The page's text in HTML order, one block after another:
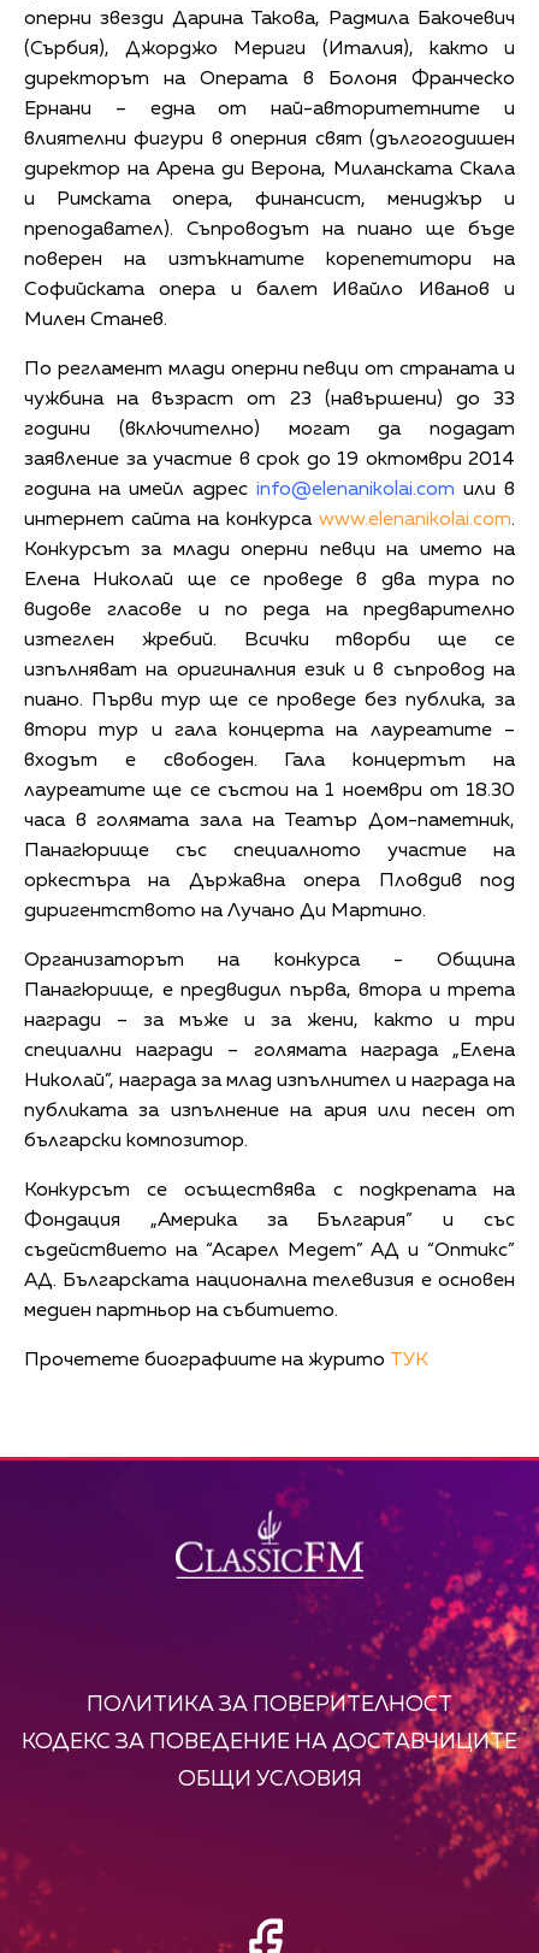
оперни звезди Дарина Такова, Радмила Бакочевич
(Сърбия), Джорджо Мериги (Италия), както и
директорът на Операта в Болоня Франческо
Ернани – една от най-авторитетните и
влиятелни фигури в оперния свят (дългогодишен
директор на Арена ди Верона, Миланската Скала
и Римската опера, финансист, мениджър и
преподавател). Съпроводът на пиано ще бъде
поверен на изтъкнатите корепетитори на
Софийската опера и балет Ивайло Иванов и
Милен Станев.
По регламент млади оперни певци от страната и
чужбина на възраст от 23 (навършени) до 33
години (включително) могат да подадат
заявление за участие в срок до 19 октомври 2014
година на имейл адрес info@elenanikolai.com или в
интернет сайта на конкурса www.elenanikolai.com.
Конкурсът за млади оперни певци на името на
Елена Николай ще се проведе в два тура по
видове гласове и по реда на предварително
изтеглен жребий. Всички творби ще се
изпълняват на оригиналния език и в съпровод на
пиано. Първи тур ще се проведе без публика, за
втори тур и гала концерта на лауреатите –
входът е свободен. Гала концертът на
лауреатите ще се състои на 1 ноември от 18.30
часа в голямата зала на Театър Дом-паметник,
Панагюрище със специалното участие на
оркестъра на Държавна опера Пловдив под
диригентството на Лучано Ди Мартино.
Организаторът на конкурса - Община
Панагюрище, е предвидил първа, втора и трета
награди – за мъже и за жени, както и три
специални награди – голямата награда „Елена
Николай”, награда за млад изпълнител и награда на
публиката за изпълнение на ария или песен от
български композитор.
Конкурсът се осъществява с подкрепата на
Фондация „Америка за България” и със
съдействието на “Асарел Медет” АД и “Оптикс”
АД. Българската национална телевизия е основен
медиен партньор на събитието.
Прочетете биографиите на журито ТУК
ПОЛИТИКА ЗА ПОВЕРИТЕЛНОСТ
КОДЕКС ЗА ПОВЕДЕНИЕ НА ДОСТАВЧИЦИТЕ
ОБЩИ УСЛОВИЯ